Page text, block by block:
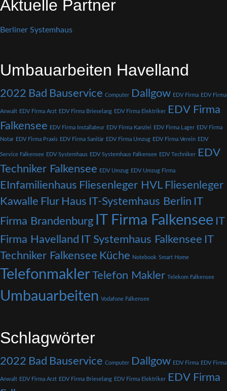
Aktuelle Partner
Berliner Systemhaus
Umbauarbeiten Havelland
2022 Bad Bauservice Computer Dallgow EDV Firma EDV Firma
Anwalt EDV Firma Arzt EDV Firma Brieselang EDV Firma Elektriker EDV Firma
Falkensee
EDV Firma Installateur EDV Firma Kanzlei EDV Firma Lager EDV Firma
Notar EDV Firma Praxis EDV Firma Sanitär EDV Firma Umzug EDV Firma Verein EDV
Service Falkensee EDV Systemhaus EDV Systemhaus Falkensee EDV Techniker EDV
Techniker Falkensee
EDV Umzug EDV Umzug Firma
EInfamilienhaus Fliesenleger HVL Fliesenleger
Kawalle Flur Haus IT-Systemhaus Berlin IT
Firma Brandenburg IT Firma Falkensee IT
Firma Havelland IT Systemhaus Falkensee IT
Techniker Falkensee Küche Notebook Smart Home
TelefonmaklerTelefon Makler Telekom Falkensee
Umbauarbeiten Vodafone Falkensee
Schlagwörter
2022 Bad Bauservice Computer Dallgow EDV Firma EDV Firma
Anwalt EDV Firma Arzt EDV Firma Brieselang EDV Firma Elektriker EDV Firma